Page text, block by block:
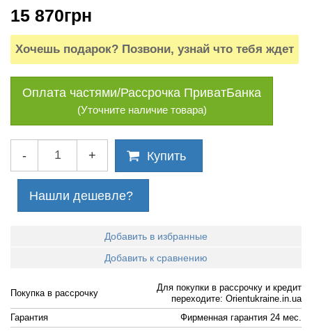
15 870грн
Хочешь подарок? Позвони, узнай что тебя ждет
Оплата частями/Рассрочка ПриватБанка
(Уточните наличие товара)
- + Купить
Нашли дешевле?
Добавить в избранные
Добавить к сравнению
Покупка в рассрочку
Для покупки в рассрочку и кредит
переходите: Orientukraine.in.ua
Гарантия
Фирменная гарантия 24 мес.